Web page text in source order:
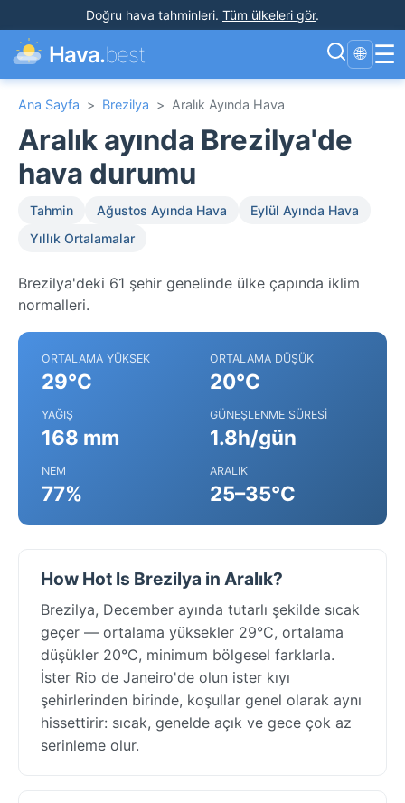
Doğru hava tahminleri. Tüm ülkeleri gör.
Hava.best 🌐 ☰
Ana Sayfa > Brezilya > Aralık Ayında Hava
Aralık ayında Brezilya'de
hava durumu
Tahmin Ağustos Ayında Hava
Eylül Ayında Hava
Yıllık Ortalamalar
Brezilya'deki 61 şehir genelinde ülke çapında iklim
normalleri.
ORTALAMA YÜKSEK
29°C
ORTALAMA DÜŞÜK
20°C
YAĞIŞ
168 mm
GÜNEŞLENME SÜRESI
1.8h/gün
NEM
77%
ARALIK
25–35°C
How Hot Is Brezilya in Aralık?
Brezilya, December ayında tutarlı şekilde sıcak
geçer — ortalama yüksekler 29°C, ortalama
düşükler 20°C, minimum bölgesel farklarla.
İster Rio de Janeiro'de olun ister kıyı
şehirlerinden birinde, koşullar genel olarak aynı
hissettirir: sıcak, genelde açık ve gece çok az
serinleme olur.